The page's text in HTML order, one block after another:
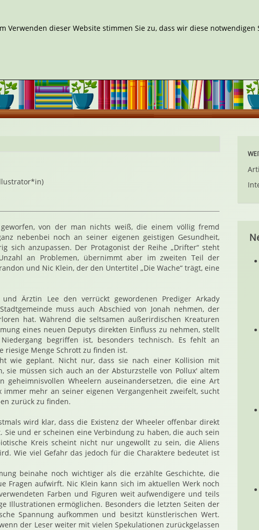
von der man nichts weiß, die einem völlig fremd
nebenbei noch an seiner eigenen geistigen Gesundheit,
sich anzupassen. Der Protagonist der Reihe „Drifter“ steht
an Problemen, übernimmt aber im zweiten Teil der
und Nic Klein, der den Untertitel „Die Wache“ trägt, eine
Ärztin Lee den verrückt gewordenen Prediger Arkady
muss auch Abschied von Jonah nehmen, der
hat. Während die seltsamen außerirdischen Kreaturen
eines neuen Deputys direkten Einfluss zu nehmen, stellt
begriffen ist, besonders technisch. Es fehlt an
riesige Menge Schrott zu finden ist.
wie geplant. Nicht nur, dass sie nach einer Kollision mit
sie müssen sich auch an der Absturzstelle von Pollux' altem
Wheelern auseinandersetzen, die eine Art
immer mehr an seiner eigenen Vergangenheit zweifelt, sucht
zurück zu finden.
wird klar, dass die Existenz der Wheeler offenbar direkt
und er scheinen eine Verbindung zu haben, die auch sein
Kreis scheint nicht nur ungewollt zu sein, die Aliens
Wie viel Gefahr das jedoch für die Charaktere bedeutet ist
beinahe noch wichtiger als die erzählte Geschichte, die
Fragen aufwirft. Nic Klein kann sich im aktuellen Werk noch
Farben und Figuren weit aufwendigere und teils
Illustrationen ermöglichen. Besonders die letzten Seiten der
Spannung aufkommen und besitzt künstlerischen Wert.
der Leser weiter mit vielen Spekulationen zurückgelassen
dieser Website stimmen Sie zu, dass wir diese notwendigen